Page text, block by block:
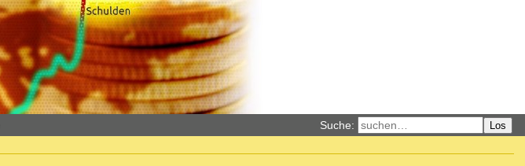
Suche: Los